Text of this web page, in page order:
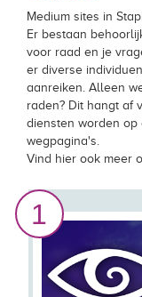
Medium sites in
Er bestaan
voor raad en je
er diverse
aanreiken. Alleen
raden? Dit hangt af
diensten worden
wegpagina's.
Vind hier ook meer
1